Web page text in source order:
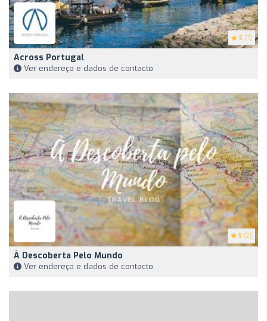
5 (7)
Across Portugal
Ver endereço e dados de contacto
5 (2)
À Descoberta Pelo Mundo
Ver endereço e dados de contacto